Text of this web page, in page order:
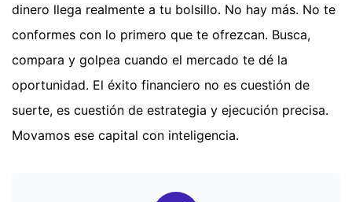
dinero llega realmente a tu bolsillo. No hay más. No te
conformes con lo primero que te ofrezcan. Busca,
compara y golpea cuando el mercado te dé la
oportunidad. El éxito financiero no es cuestión de
suerte, es cuestión de estrategia y ejecución precisa.
Movamos ese capital con inteligencia.